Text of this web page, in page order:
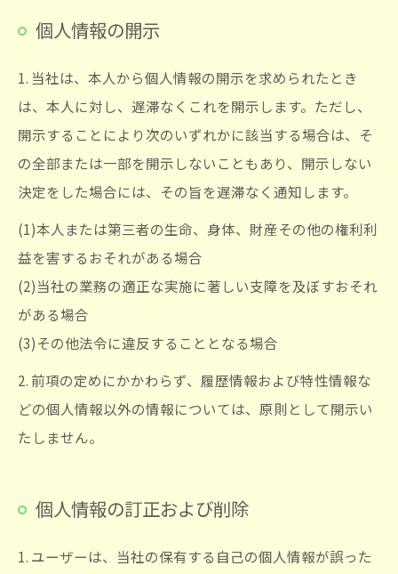
個人情報の開示
1. 当社は、本人から個人情報の開示を求められたとき
は、本人に対し、遅滞なくこれを開示します。ただし、
開示することにより次のいずれかに該当する場合は、そ
の全部または一部を開示しないこともあり、開示しない
決定をした場合には、その旨を遅滞なく通知します。
(1)本人または第三者の生命、身体、財産その他の権利利
益を害するおそれがある場合
(2)当社の業務の適正な実施に著しい支障を及ぼすおそれ
がある場合
(3)その他法令に違反することとなる場合
2. 前項の定めにかかわらず、履歴情報および特性情報な
どの個人情報以外の情報については、原則として開示い
たしません。
個人情報の訂正および削除
1. ユーザーは、当社の保有する自己の個人情報が誤った